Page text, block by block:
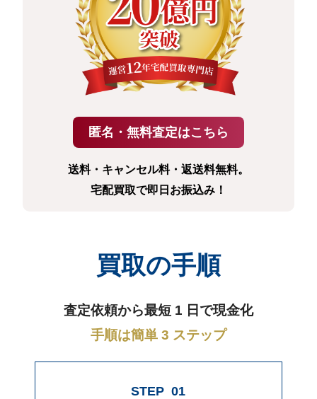
送料・キャンセル料・返送料無料。
宅配買取で即日お振込み！
買取の手順
査定依頼から最短 1 日で現金化
手順は簡単 3 ステップ
STEP 01